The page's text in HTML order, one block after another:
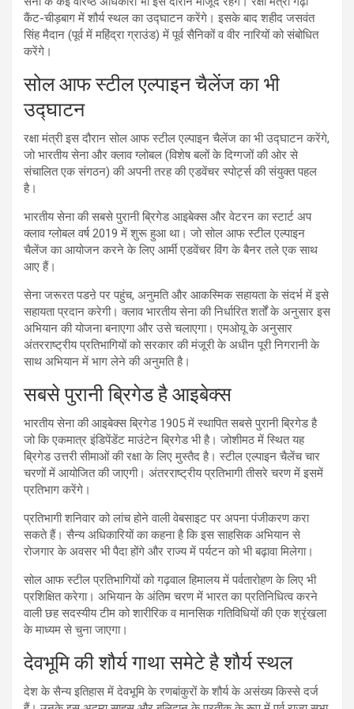
कैंट-चीड़बाग में शौर्य स्थल का उद्घाटन करेंगे। इसके बाद शहीद जसवंत
सिंह मैदान (पूर्व में महिंद्रा ग्राउंड) में पूर्व सैनिकों व वीर नारियों को संबोधित
करेंगे।
सोल आफ स्टील एल्पाइन चैलेंज का भी
उद्घाटन
रक्षा मंत्री इस दौरान सोल आफ स्टील एल्पाइन चैलेंज का भी उद्घाटन करेंगे,
जो भारतीय सेना और क्लाव ग्लोबल (विशेष बलों के दिग्गजों की ओर से
संचालित एक संगठन) की अपनी तरह की एडवेंचर स्पोर्ट्स की संयुक्त पहल
है।
भारतीय सेना की सबसे पुरानी ब्रिगेड आइबेक्स और वेटरन का स्टार्ट अप
क्लाव ग्लोबल वर्ष 2019 में शुरू हुआ था। जो सोल आफ स्टील एल्पाइन
चैलेंज का आयोजन करने के लिए आर्मी एडवेंचर विंग के बैनर तले एक साथ
आए हैं।
सेना जरूरत पडऩे पर पहुंच, अनुमति और आकस्मिक सहायता के संदर्भ में इसे
सहायता प्रदान करेगी। क्लाव भारतीय सेना की निर्धारित शर्तों के अनुसार इस
अभियान की योजना बनाएगा और उसे चलाएगा। एमओयू के अनुसार
अंतरराष्ट्रीय प्रतिभागियों को सरकार की मंजूरी के अधीन पूरी निगरानी के
साथ अभियान में भाग लेने की अनुमति है।
सबसे पुरानी ब्रिगेड है आइबेक्स
भारतीय सेना की आइबेक्स ब्रिगेड 1905 में स्थापित सबसे पुरानी ब्रिगेड है
जो कि एकमात्र इंडिपेंडेंट माउंटेन ब्रिगेड भी है। जोशीमठ में स्थित यह
ब्रिगेड उत्तरी सीमाओं की रक्षा के लिए मुस्तैद है। स्टील एल्पाइन चैलेंच चार
चरणों में आयोजित की जाएगी। अंतरराष्ट्रीय प्रतिभागी तीसरे चरण में इसमें
प्रतिभाग करेंगे।
प्रतिभागी शनिवार को लांच होने वाली वेबसाइट पर अपना पंजीकरण करा
सकते हैं। सैन्य अधिकारियों का कहना है कि इस साहसिक अभियान से
रोजगार के अवसर भी पैदा होंगे और राज्य में पर्यटन को भी बढ़ावा मिलेगा।
सोल आफ स्टील प्रतिभागियों को गढ़वाल हिमालय में पर्वतारोहण के लिए भी
प्रशिक्षित करेगा। अभियान के अंतिम चरण में भारत का प्रतिनिधित्व करने
वाली छह सदस्यीय टीम को शारीरिक व मानसिक गतिविधियों की एक श्रृंखला
के माध्यम से चुना जाएगा।
देवभूमि की शौर्य गाथा समेटे है शौर्य स्थल
देश के सैन्य इतिहास में देवभूमि के रणबांकुरों के शौर्य के असंख्य किस्से दर्ज